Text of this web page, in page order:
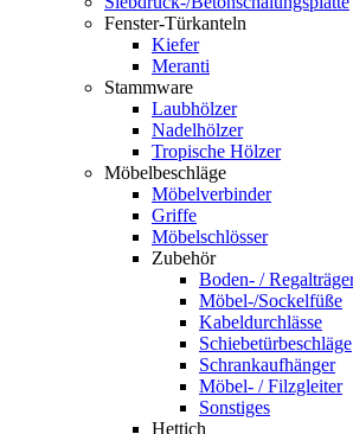
Fenster-Türkanteln
Kiefer
Meranti
Stammware
Laubhölzer
Nadelhölzer
Tropische Hölzer
Möbelbeschläge
Möbelverbinder
Griffe
Möbelschlösser
Zubehör
Boden- /
Möbel-/Sockelfüße
Kabeldurchlässe
Schiebetürbeschläge
Schrankaufhänger
Möbel- / Filzgleiter
Sonstiges
Hettich